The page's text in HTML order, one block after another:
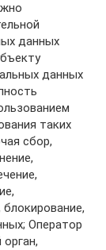
данных
данных
таких
сбор,
Оператор